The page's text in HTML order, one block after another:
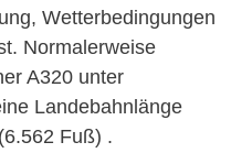
Wetterbedingungen
Normalerweise
A320 unter
Landebahnlänge
Fuß) .